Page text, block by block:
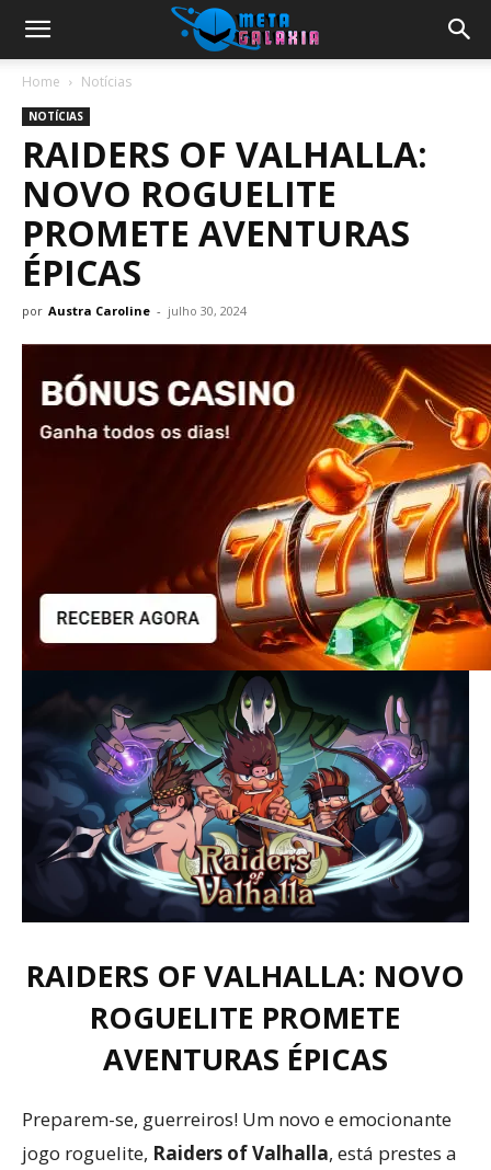
Home Notícias
NOTÍCIAS
RAIDERS OF VALHALLA:
NOVO ROGUELITE
PROMETE AVENTURAS
ÉPICAS
por Austra Caroline - julho 30, 2024
RAIDERS OF VALHALLA: NOVO
ROGUELITE PROMETE
AVENTURAS ÉPICAS
Preparem-se, guerreiros! Um novo e emocionante
jogo roguelite, Raiders of Valhalla, está prestes a